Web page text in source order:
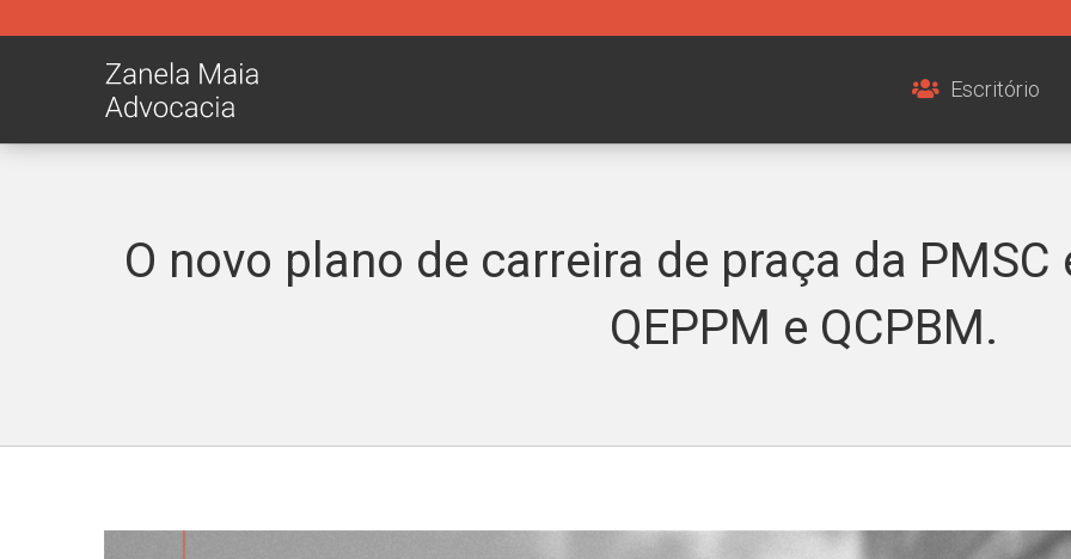
Escritório
O novo plano de carreira de praça da
QEPPM e QCPBM.